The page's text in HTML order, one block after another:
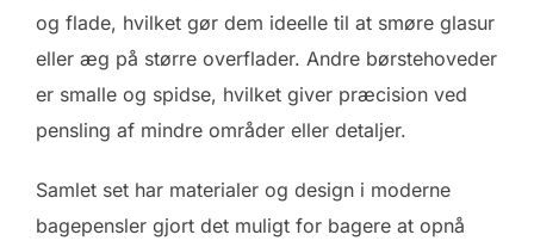
og flade, hvilket gør dem ideelle til at smøre glasur
eller æg på større overflader. Andre børstehoveder
er smalle og spidse, hvilket giver præcision ved
pensling af mindre områder eller detaljer.
Samlet set har materialer og design i moderne
bagepensler gjort det muligt for bagere at opnå